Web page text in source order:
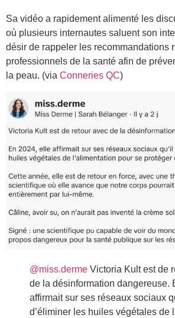
Sa vidéo a rapidement alimenté les
où plusieurs internautes saluent son
désir de rappeler les recommandations
professionnels de la santé afin de
la peau. (via Conneries QC)
@miss.derme Victoria Kult est de
de la désinformation dangereuse.
affirmait sur ses réseaux sociaux
d’éliminer les huiles végétales de